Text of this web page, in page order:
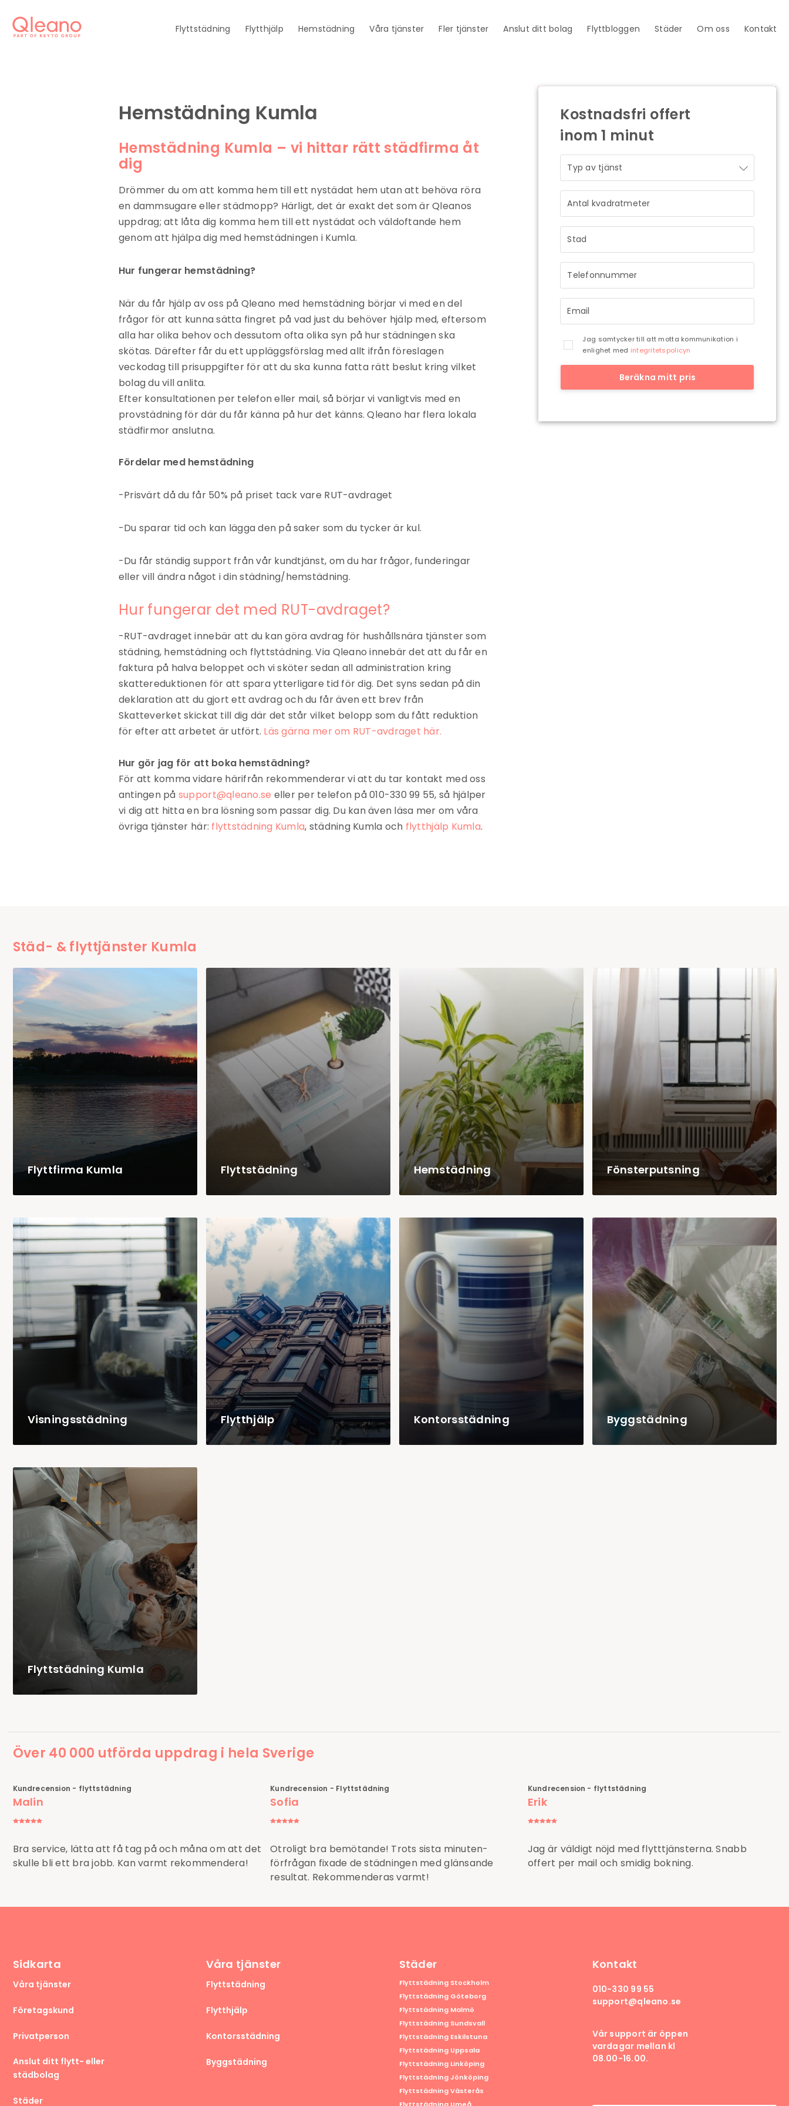
Flyttstädning Flytthjälp Hemstädning Våra tjänster Fler tjänster Anslut ditt bolag Flyttbloggen Städer Om oss Kontakt
Hemstädning Kumla
Hemstädning Kumla – vi hittar rätt städfirma åt
dig
Drömmer du om att komma hem till ett nystädat hem utan att behöva röra
en dammsugare eller städmopp? Härligt, det är exakt det som är Qleanos
uppdrag; att låta dig komma hem till ett nystädat och väldoftande hem
genom att hjälpa dig med hemstädningen i Kumla.
Hur fungerar hemstädning?
När du får hjälp av oss på Qleano med hemstädning börjar vi med en del
frågor för att kunna sätta fingret på vad just du behöver hjälp med, eftersom
alla har olika behov och dessutom ofta olika syn på hur städningen ska
skötas. Därefter får du ett uppläggsförslag med allt ifrån föreslagen
veckodag till prisuppgifter för att du ska kunna fatta rätt beslut kring vilket
bolag du vill anlita.
Efter konsultationen per telefon eller mail, så börjar vi vanligtvis med en
provstädning för där du får känna på hur det känns. Qleano har flera lokala
städfirmor anslutna.
Fördelar med hemstädning
-Prisvärt då du får 50% på priset tack vare RUT-avdraget
-Du sparar tid och kan lägga den på saker som du tycker är kul.
-Du får ständig support från vår kundtjänst, om du har frågor, funderingar
eller vill ändra något i din städning/hemstädning.
Hur fungerar det med RUT-avdraget?
-RUT-avdraget innebär att du kan göra avdrag för hushållsnära tjänster som
städning, hemstädning och flyttstädning. Via Qleano innebär det att du får en
faktura på halva beloppet och vi sköter sedan all administration kring
skattereduktionen för att spara ytterligare tid för dig. Det syns sedan på din
deklaration att du gjort ett avdrag och du får även ett brev från
Skatteverket skickat till dig där det står vilket belopp som du fått reduktion
för efter att arbetet är utfört. Läs gärna mer om RUT-avdraget här.
Hur gör jag för att boka hemstädning?
För att komma vidare härifrån rekommenderar vi att du tar kontakt med oss
antingen på support@qleano.se eller per telefon på 010-330 99 55, så hjälper
vi dig att hitta en bra lösning som passar dig. Du kan även läsa mer om våra
övriga tjänster här: flyttstädning Kumla, städning Kumla och flytthjälp Kumla.
Ditt meddelande är mottaget och vi
Kostnadsfri offert
inom 1 minut
Jag samtycker till att motta kommunikation i
enlighet med integritetspolicyn
Beräkna mitt pris
Städ- & flyttjänster Kumla
Flyttfirma Kumla Flyttstädning Hemstädning Fönsterputsning
Visningsstädning Flytthjälp Kontorsstädning Byggstädning
Flyttstädning Kumla
Över 40 000 utförda uppdrag i hela Sverige
Kundrecension - flyttstädning
Malin
Bra service, lätta att få tag på och måna om att det
skulle bli ett bra jobb. Kan varmt rekommendera!
Kundrecension - Flyttstädning
Sofia
Otroligt bra bemötande! Trots sista minuten-
förfrågan fixade de städningen med glänsande
resultat. Rekommenderas varmt!
Kundrecension - flyttstädning
Erik
Jag är väldigt nöjd med flytttjänsterna. Snabb
offert per mail och smidig bokning.
Sidkarta
Våra tjänster
Företagskund
Privatperson
Anslut ditt flytt- eller
städbolag
Städer
Våra tjänster
Flyttstädning
Flytthjälp
Kontorsstädning
Byggstädning
Städer
Flyttstädning Stockholm
Flyttstädning Göteborg
Flyttstädning Malmö
Flyttstädning Sundsvall
Flyttstädning Eskilstuna
Flyttstädning Uppsala
Flyttstädning Linköping
Flyttstädning Jönköping
Flyttstädning Västerås
Kontakt
010-330 99 55
support@qleano.se
Vår support är öppen
vardagar mellan kl
08.00-16.00.